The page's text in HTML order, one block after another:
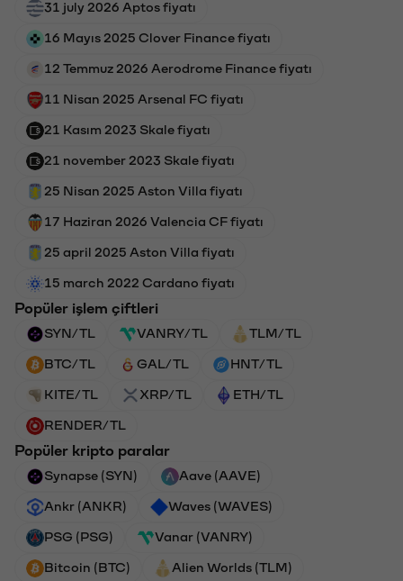
31 july 2026 Aptos fiyatı
16 Mayıs 2025 Clover Finance fiyatı
12 Temmuz 2026 Aerodrome Finance fiyatı
11 Nisan 2025 Arsenal FC fiyatı
21 Kasım 2023 Skale fiyatı
21 november 2023 Skale fiyatı
25 Nisan 2025 Aston Villa fiyatı
17 Haziran 2026 Valencia CF fiyatı
25 april 2025 Aston Villa fiyatı
15 march 2022 Cardano fiyatı
Popüler işlem çiftleri
SYN/TL VANRY/TL TLM/TL
BTC/TL GAL/TL HNT/TL
KITE/TL XRP/TL ETH/TL
RENDER/TL
Popüler kripto paralar
Synapse (SYN) Aave (AAVE)
Ankr (ANKR) Waves (WAVES)
PSG (PSG) Vanar (VANRY)
Bitcoin (BTC) Alien Worlds (TLM)